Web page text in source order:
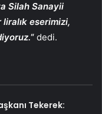
Silah Sanayii
liralık eserimizi,
“ dedi.
Tekerek: